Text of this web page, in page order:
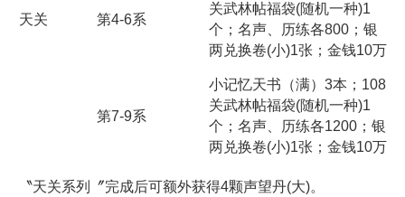
天关 第4-6系
关武林帖福袋(随机一种)1
个；名声、历练各800 ；银
两兑换卷(小)1张；金钱10万
第7-9系
小记忆天书（满） 3本； 108
关武林帖福袋(随机一种)1
个；名声、历练各1200 ；银
两兑换卷(小)1张；金钱10万
〝天关系列〞完成后可额外获得4颗声望丹(大)。